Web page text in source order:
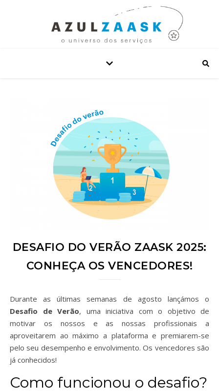
DESAFIO DO VERÃO ZAASK 2025:
CONHEÇA OS VENCEDORES!
Durante as últimas semanas de agosto lançámos o
Desafio de Verão, uma iniciativa com o objetivo de
motivar os nossos e as nossas profissionais a
aproveitarem ao máximo a plataforma e premiarem-se
pelo seu desempenho e envolvimento. Os vencedores são
já conhecidos!
Como funcionou o desafio?